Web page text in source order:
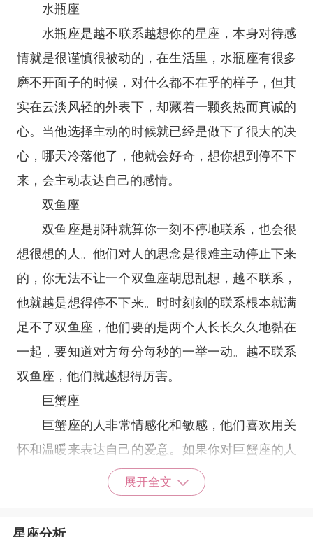
水瓶座
水瓶座是越不联系越想你的星座，本身对待感
情就是很谨慎很被动的，在生活里，水瓶座有很多
磨不开面子的时候，对什么都不在乎的样子，但其
实在云淡风轻的外表下，却藏着一颗炙热而真诚的
心。当他选择主动的时候就已经是做下了很大的决
心，哪天冷落他了，他就会好奇，想你想到停不下
来，会主动表达自己的感情。
双鱼座
双鱼座是那种就算你一刻不停地联系，也会很
想很想的人。他们对人的思念是很难主动停止下来
的，你无法不让一个双鱼座胡思乱想，越不联系，
他就越是想得停不下来。时时刻刻的联系根本就满
足不了双鱼座，他们要的是两个人长长久久地黏在
一起，要知道对方每分每秒的一举一动。越不联系
双鱼座，他们就越想得厉害。
巨蟹座
巨蟹座的人非常情感化和敏感，他们喜欢用关
怀和温暖来表达自己的爱意。如果你对巨蟹座的人
不理不睬，他们会感到非常失落和无助，但也会更
加努力地去争取你的关注和爱。巨蟹座的人很容易
受到情绪的影响，如果你能够给予他们关注和爱，
展开全文
星座分析